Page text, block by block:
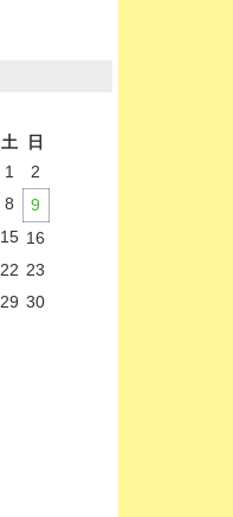
土 日
1
2
8
9
15 16
22 23
29 30